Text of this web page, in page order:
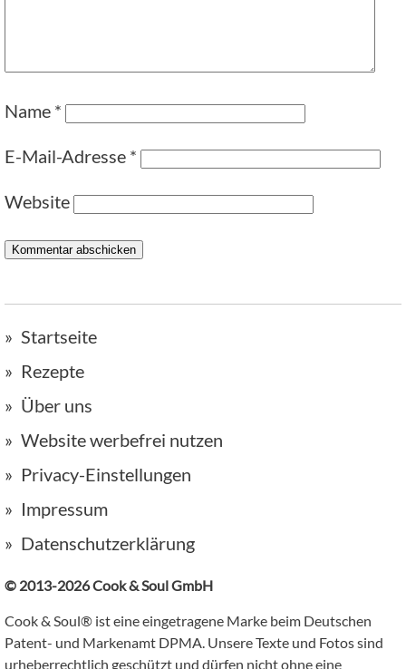
Name *
E-Mail-Adresse *
Website
Startseite
Rezepte
Über uns
Website werbefrei nutzen
Privacy-Einstellungen
Impressum
Datenschutzerklärung
© 2013-2026 Cook & Soul GmbH
Cook & Soul® ist eine eingetragene Marke beim Deutschen
Patent- und Markenamt DPMA. Unsere Texte und Fotos sind
urheberrechtlich geschützt und dürfen nicht ohne eine